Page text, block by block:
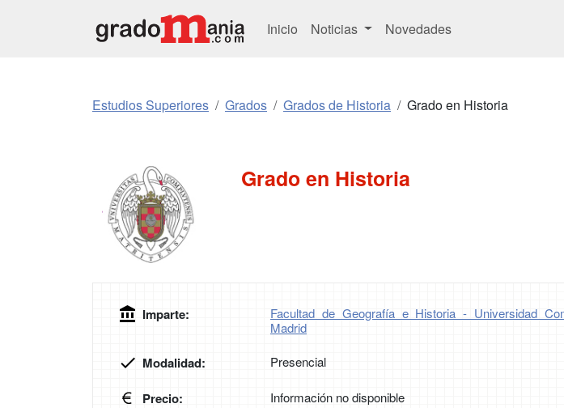
Inicio Noticias Novedades
Estudios Superiores Grados Grados de Historia Grado en Historia
Grado en Historia
Imparte:
Facultad de Geografía e Historia - Universidad
Madrid
Modalidad: Presencial
Precio: Información no disponible